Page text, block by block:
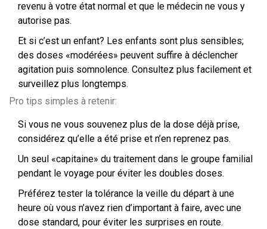
revenu à votre état normal et que le médecin ne vous y
autorise pas.
Et si c’est un enfant? Les enfants sont plus sensibles;
des doses «modérées» peuvent suffire à déclencher
agitation puis somnolence. Consultez plus facilement et
surveillez plus longtemps.
Pro tips simples à retenir:
Si vous ne vous souvenez plus de la dose déjà prise,
considérez qu’elle a été prise et n’en reprenez pas.
Un seul «capitaine» du traitement dans le groupe familial
pendant le voyage pour éviter les doubles doses.
Préférez tester la tolérance la veille du départ à une
heure où vous n’avez rien d’important à faire, avec une
dose standard, pour éviter les surprises en route.